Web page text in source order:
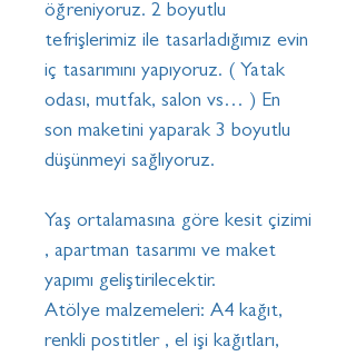
öğreniyoruz. 2 boyutlu
tefrişlerimiz ile tasarladığımız evin
iç tasarımını yapıyoruz. ( Yatak
odası, mutfak, salon vs… ) En
son maketini yaparak 3 boyutlu
düşünmeyi sağlıyoruz.
Yaş ortalamasına göre kesit çizimi
, apartman tasarımı ve maket
yapımı geliştirilecektir.
Atölye malzemeleri: A4 kağıt,
renkli postitler , el işi kağıtları,